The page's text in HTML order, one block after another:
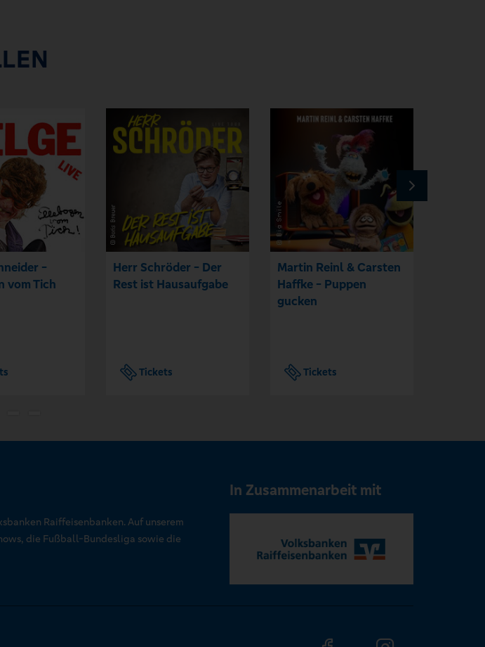
-
vom Tich
Herr Schröder - Der
Rest ist Hausaufgabe
Tickets
Martin Reinl & Carsten
Haffke - Puppen
gucken
Tickets
Raiffeisenbanken. Auf unserem
die Fußball-Bundesliga sowie die
In Zusammenarbeit mit